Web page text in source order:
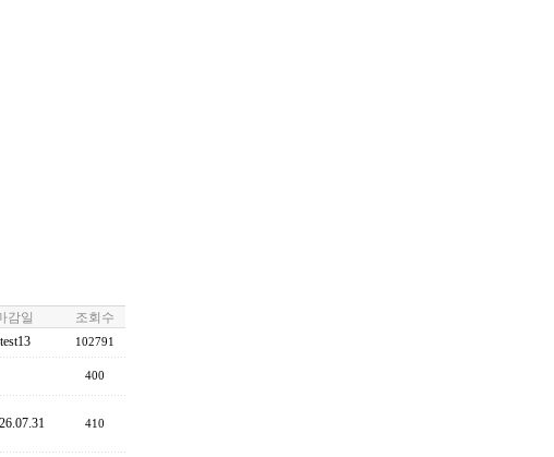
감일
조회수
test13 102791
400
410